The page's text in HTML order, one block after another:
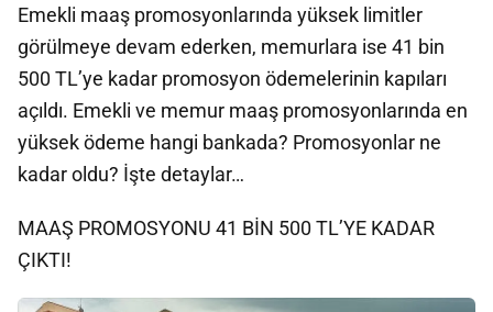
Emekli maaş promosyonlarında yüksek limitler
görülmeye devam ederken, memurlara ise 41 bin
500 TL’ye kadar promosyon ödemelerinin kapıları
açıldı. Emekli ve memur maaş promosyonlarında en
yüksek ödeme hangi bankada? Promosyonlar ne
kadar oldu? İşte detaylar…
MAAŞ PROMOSYONU 41 BİN 500 TL’YE KADAR
ÇIKTI!